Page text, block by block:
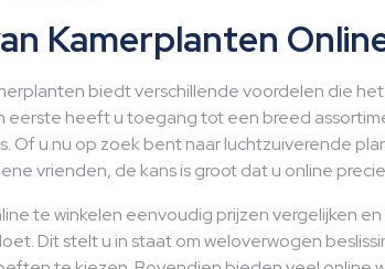
Kamerplanten
biedt verschillende voordelen die
eerste heeft u toegang tot een breed
Of u nu op zoek bent naar luchtzuiverende
vrienden, de kans is groot dat u online
te winkelen eenvoudig prijzen vergelijken
Dit stelt u in staat om weloverwogen